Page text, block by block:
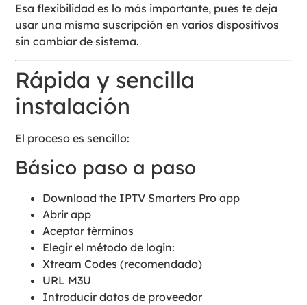
Esa flexibilidad es lo más importante, pues te deja
usar una misma suscripción en varios dispositivos
sin cambiar de sistema.
Rápida y sencilla
instalación
El proceso es sencillo:
Básico paso a paso
Download the IPTV Smarters Pro app
Abrir app
Aceptar términos
Elegir el método de login:
Xtream Codes (recomendado)
URL M3U
Introducir datos de proveedor